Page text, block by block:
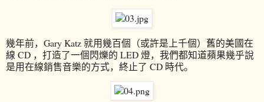
幾年前，Gary Katz 就用幾百個（或許是上千個）舊的美國在
線 CD ，打造了一個閃爍的 LED 燈，我們都知道蘋果幾乎說
是用在線銷售音樂的方式，終止了 CD 時代。